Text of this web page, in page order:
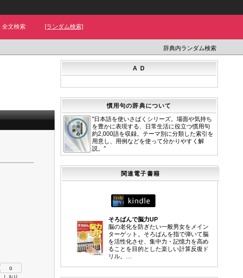
全文検索 [ランダム検索]
辞典内ランダム検索
0
しおり
A D
慣用句の辞典について
"日本語を使いさばくシリーズ。場面や気持ち
を豊かに表現する、日常生活に役立つ慣用句
約2,000語を収録。テーマ別に分類した索引を
用意し、用例などを使って分かりやすく解
説。"
関連電子書籍
そろばんで脳力UP
脳の老化を防ぎたい一般男女をメイン
ターゲット。そろばんを指で弾いて脳
を活性化させ、集中力・記憶力を高め
ることを目的とした楽しい計算反復ド
リル。…